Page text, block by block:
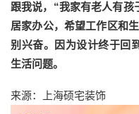
跟我说，“我家有老人有孩
居家办公，希望工作区和
别兴奋。因为设计终于回
生活问题。
来源：上海硕宅装饰